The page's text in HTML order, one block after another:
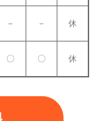
－ － 休
〇 〇 休